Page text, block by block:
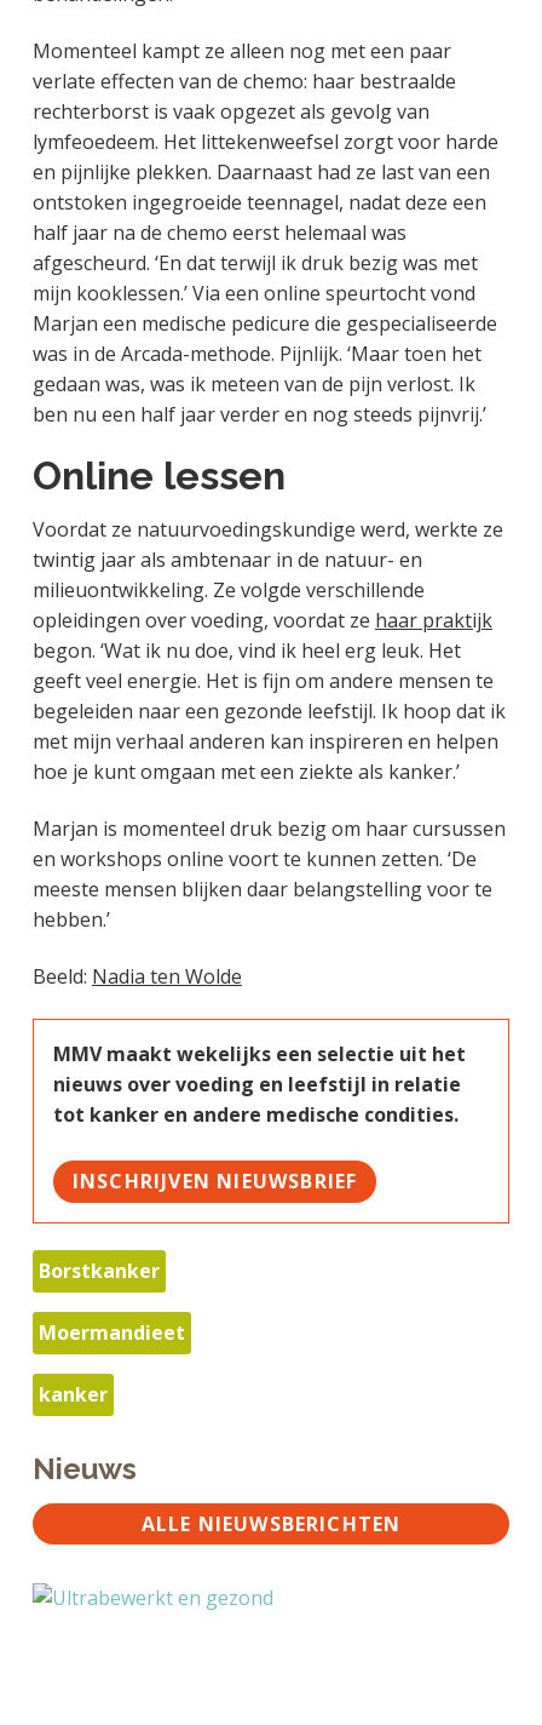
Momenteel kampt ze alleen nog met een paar
verlate effecten van de chemo: haar bestraalde
rechterborst is vaak opgezet als gevolg van
lymfeoedeem. Het littekenweefsel zorgt voor harde
en pijnlijke plekken. Daarnaast had ze last van een
ontstoken ingegroeide teennagel, nadat deze een
half jaar na de chemo eerst helemaal was
afgescheurd. ‘En dat terwijl ik druk bezig was met
mijn kooklessen.’ Via een online speurtocht vond
Marjan een medische pedicure die gespecialiseerde
was in de Arcada-methode. Pijnlijk. ‘Maar toen het
gedaan was, was ik meteen van de pijn verlost. Ik
ben nu een half jaar verder en nog steeds pijnvrij.’
Online lessen
Voordat ze natuurvoedingskundige werd, werkte ze
twintig jaar als ambtenaar in de natuur- en
milieuontwikkeling. Ze volgde verschillende
opleidingen over voeding, voordat ze haar praktijk
begon. ‘Wat ik nu doe, vind ik heel erg leuk. Het
geeft veel energie. Het is fijn om andere mensen te
begeleiden naar een gezonde leefstijl. Ik hoop dat ik
met mijn verhaal anderen kan inspireren en helpen
hoe je kunt omgaan met een ziekte als kanker.’
Marjan is momenteel druk bezig om haar cursussen
en workshops online voort te kunnen zetten. ‘De
meeste mensen blijken daar belangstelling voor te
hebben.’
Beeld: Nadia ten Wolde
MMV maakt wekelijks een selectie uit het
nieuws over voeding en leefstijl in relatie
tot kanker en andere medische condities.
INSCHRIJVEN NIEUWSBRIEF
Borstkanker
Moermandieet
kanker
Nieuws
ALLE NIEUWSBERICHTEN